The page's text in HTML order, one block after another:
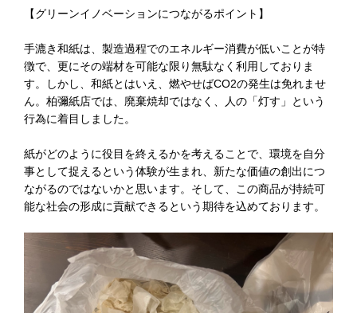
【グリーンイノベーションにつながるポイント】
手漉き和紙は、製造過程でのエネルギー消費が低いことが特
徴で、更にその端材を可能な限り無駄なく利用しておりま
す。しかし、和紙とはいえ、燃やせばCO2の発生は免れませ
ん。柏彌紙店では、廃棄焼却ではなく、人の「灯す」という
行為に着目しました。
紙がどのように役目を終えるかを考えることで、環境を自分
事として捉えるという体験が生まれ、新たな価値の創出につ
ながるのではないかと思います。そして、この商品が持続可
能な社会の形成に貢献できるという期待を込めております。